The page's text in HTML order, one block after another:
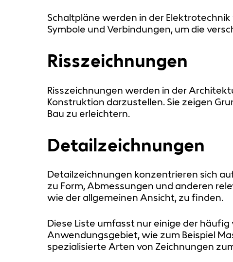
Schaltpläne werden in der
Symbole und Verbindungen, um die
Risszeichnungen
Risszeichnungen werden in der
Konstruktion darzustellen. Sie zeigen
Bau zu erleichtern.
Detailzeichnungen
Detailzeichnungen konzentrieren sich
zu Form, Abmessungen und anderen
wie der allgemeinen Ansicht, zu finden.
Diese Liste umfasst nur einige der
Anwendungsgebiet, wie zum Beispiel
spezialisierte Arten von Zeichnungen